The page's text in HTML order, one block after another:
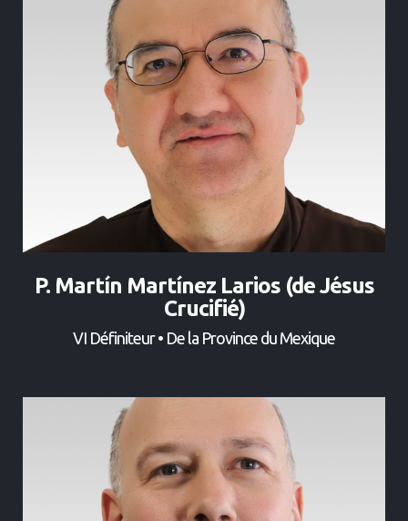
P. Martín Martínez Larios (de Jésus
Crucifié)
VI Définiteur • De la Province du Mexique